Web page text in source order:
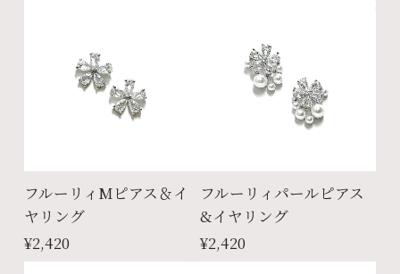
フルーリィMピアス＆イ
ヤリング
¥2,420
フルーリィパールピアス
&イヤリング
¥2,420